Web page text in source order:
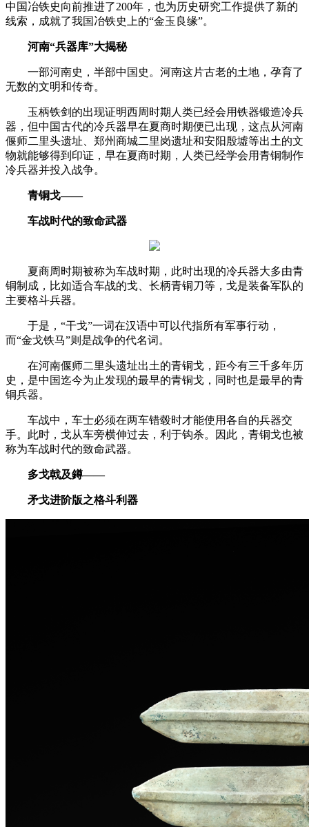
中国冶铁史向前推进了200年，也为历史研究工作提供了新的
线索，成就了我国冶铁史上的“金玉良缘”。
河南“兵器库”大揭秘
一部河南史，半部中国史。河南这片古老的土地，孕育了
无数的文明和传奇。
玉柄铁剑的出现证明西周时期人类已经会用铁器锻造冷兵
器，但中国古代的冷兵器早在夏商时期便已出现，这点从河南
偃师二里头遗址、郑州商城二里岗遗址和安阳殷墟等出土的文
物就能够得到印证，早在夏商时期，人类已经学会用青铜制作
冷兵器并投入战争。
青铜戈——
车战时代的致命武器
夏商周时期被称为车战时期，此时出现的冷兵器大多由青
铜制成，比如适合车战的戈、长柄青铜刀等，戈是装备军队的
主要格斗兵器。
于是，“干戈”一词在汉语中可以代指所有军事行动，
而“金戈铁马”则是战争的代名词。
在河南偃师二里头遗址出土的青铜戈，‌距今有三千多年历
史，‌是中国迄今为止发现的最早的青铜戈，‌同时也是最早的青
铜兵器。
车战中，车士必须在两车错毂时才能使用各自的兵器交
手。此时，戈从车旁横伸过去，利于钩杀。因此，青铜戈也被
称为车战时代的致命武器。
多戈戟及鐏——
矛戈进阶版之格斗利器